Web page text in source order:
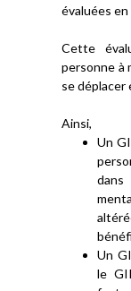
évaluées en
Cette
personne à
se déplacer
Ainsi,
Un
Un
le